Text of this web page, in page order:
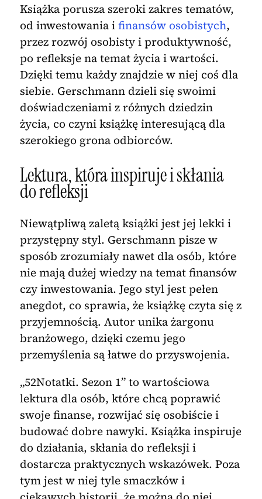
Książka porusza szeroki zakres tematów,
od inwestowania ifinansów osobistych,
przez rozwój osobisty i produktywność,
po refleksje na temat życia i wartości.
Dzięki temu każdy znajdzie w niej coś dla
siebie. Gerschmann dzieli się swoimi
doświadczeniami z różnych dziedzin
życia, co czyni książkę interesującą dla
szerokiego grona odbiorców.
Lektura, która inspiruje i skłania
do refleksji
Niewątpliwą zaletą książki jest jej lekki i
przystępny styl. Gerschmann pisze w
sposób zrozumiały nawet dla osób, które
nie mają dużej wiedzy na temat finansów
czy inwestowania. Jego styl jest pełen
anegdot, co sprawia, że książkę czyta się z
przyjemnością. Autor unika żargonu
branżowego, dzięki czemu jego
przemyślenia są łatwe do przyswojenia.
„52Notatki. Sezon 1” to wartościowa
lektura dla osób, które chcą poprawić
swoje finanse, rozwijać się osobiście i
budować dobre nawyki. Książka inspiruje
do działania, skłania do refleksji i
dostarcza praktycznych wskazówek. Poza
tym jest w niej tyle smaczków i